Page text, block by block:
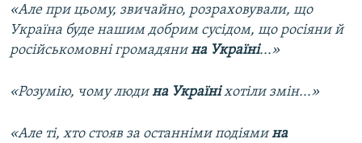
«Але при цьому, звичайно, розраховували, що
Україна буде нашим добрим сусідом, що росіяни й
російськомовні громадянина Україні...»
«Розумію, чому людина Україніхотіли змін...»
«Але ті, хто стояв за останніми подіямина